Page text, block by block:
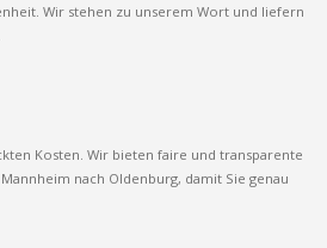
Wir stehen zu unserem Wort und liefern
Kosten. Wir bieten faire und transparente
nach Oldenburg, damit Sie genau